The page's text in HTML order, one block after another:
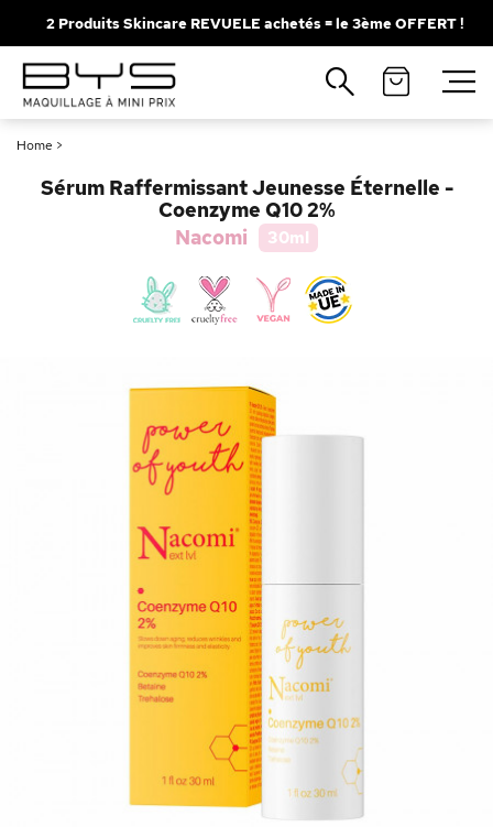
2 Produits Skincare REVUELE achetés = le 3ème OFFERT !
Home >
Sérum Raffermissant Jeunesse Éternelle -
Coenzyme Q10 2%
Nacomi
30ml
Fermer
Recherches populaires
Rouge à Lèvres